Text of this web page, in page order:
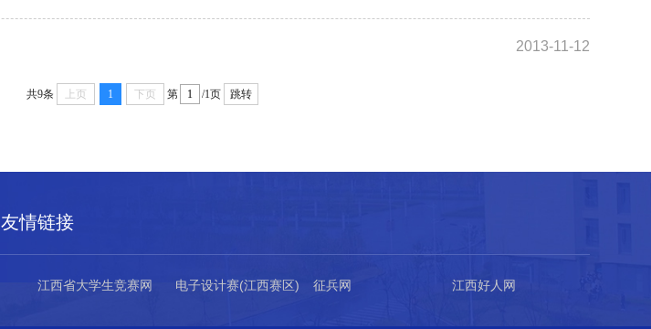
2013-11-12
共9条 上页 1 下页 第 /1页 跳转
友情链接
江西省大学生竞赛网 电子设计赛(江西赛区) 征兵网 江西好人网